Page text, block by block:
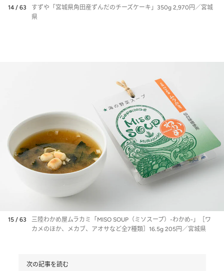
14 / 63
すずや「宮城県角田産ずんだのチーズケーキ」350g 2,970円／宮城
県
15 / 63
三陸わかめ屋ムラカミ「MISO SOUP（ミソスープ）-わかめ-」［ワ
カメのほか、メカブ、アオサなど全7種類］16.5g 205円／宮城県
次の記事を読む